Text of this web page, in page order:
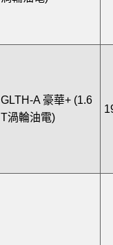
GLTH-A 豪華+ (1.6
T渦輪油電)